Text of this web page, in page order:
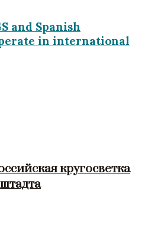
and Spanish
in international
кругосветка